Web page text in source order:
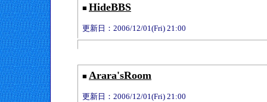
■ HideBBS
更新日：2006/12/01(Fri) 21:00
■ Arara'sRoom
更新日：2006/12/01(Fri) 21:00